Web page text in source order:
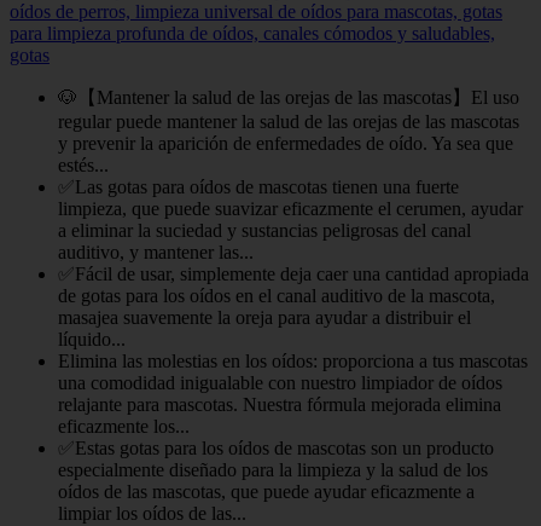
oídos de perros, limpieza universal de oídos para mascotas, gotas
para limpieza profunda de oídos, canales cómodos y saludables,
gotas
🐶【Mantener la salud de las orejas de las mascotas】El uso
regular puede mantener la salud de las orejas de las mascotas
y prevenir la aparición de enfermedades de oído. Ya sea que
estés...
✅Las gotas para oídos de mascotas tienen una fuerte
limpieza, que puede suavizar eficazmente el cerumen, ayudar
a eliminar la suciedad y sustancias peligrosas del canal
auditivo, y mantener las...
✅Fácil de usar, simplemente deja caer una cantidad apropiada
de gotas para los oídos en el canal auditivo de la mascota,
masajea suavemente la oreja para ayudar a distribuir el
líquido...
Elimina las molestias en los oídos: proporciona a tus mascotas
una comodidad inigualable con nuestro limpiador de oídos
relajante para mascotas. Nuestra fórmula mejorada elimina
eficazmente los...
✅Estas gotas para los oídos de mascotas son un producto
especialmente diseñado para la limpieza y la salud de los
oídos de las mascotas, que puede ayudar eficazmente a
limpiar los oídos de las...